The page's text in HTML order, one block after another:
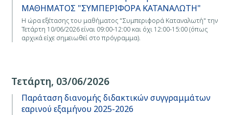
ΜΑΘΗΜΑΤΟΣ "ΣΥΜΠΕΡΙΦΟΡΑ ΚΑΤΑΝΑΛΩΤΗ"
Η ώρα εξέτασης του μαθήματος "Συμπεριφορά Καταναλωτή" την
Τετάρτη 10/06/2026 είναι 09:00-12:00 και όχι 12:00-15:00 (όπως
αρχικά είχε σημειωθεί στο πρόγραμμα).
Τετάρτη, 03/06/2026
Παράταση διανομής διδακτικών συγγραμμάτων
εαρινού εξαμήνου 2025-2026